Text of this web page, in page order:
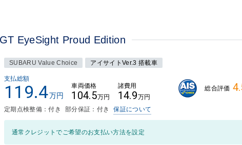
EyeSight Proud Edition
SUBARU Value Choice アイサイトVer.3 搭載車
支払総額
119.4万円
車両価格
104.5万円
諸費用
14.9万円
総合評価
定期点検整備：付き 部分保証：付き 保証について
通常クレジットでご希望のお支払い方法を設定